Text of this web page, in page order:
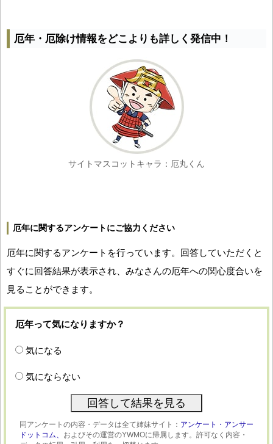
厄年・厄除け情報をどこよりも詳しく発信中！
サイトマスコットキャラ：厄丸くん
厄年に関するアンケートにご協力ください
厄年に関するアンケートを行っています。回答していただくと
すぐに回答結果が表示され、みなさんの厄年への関心度合いを
見ることができます。
厄年って気になりますか？
気になる
気にならない
同アンケートの内容・データは全て姉妹サイト： アンケート・アンサー
ドットコム、 およびその運営のYWMOに帰属します。許可なく内容・